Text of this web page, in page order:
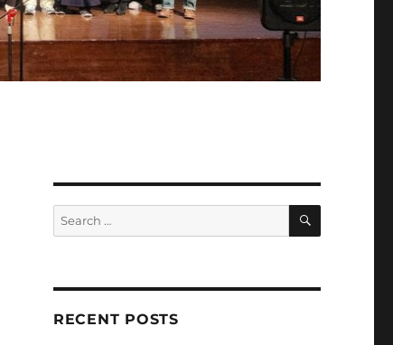
Search
for:
SEARCH
RECENT POSTS